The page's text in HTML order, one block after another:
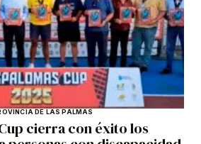
DE LAS PALMAS
cierra con éxito los